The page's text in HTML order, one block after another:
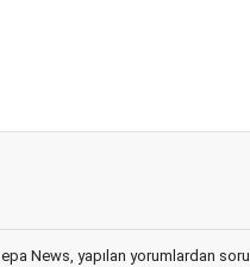
News, yapılan yorumlardan